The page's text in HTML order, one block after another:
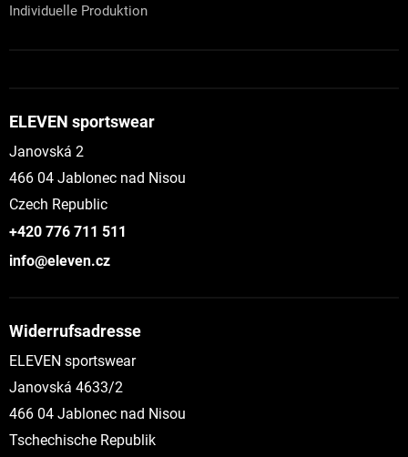
Individuelle Produktion
ELEVEN sportswear
Janovská 2
466 04 Jablonec nad Nisou
Czech Republic
+420 776 711 511
info@eleven.cz
Widerrufsadresse
ELEVEN sportswear
Janovská 4633/2
466 04 Jablonec nad Nisou
Tschechische Republik